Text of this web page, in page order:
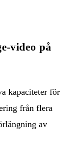
video på
kapaciteter för
från flera
av